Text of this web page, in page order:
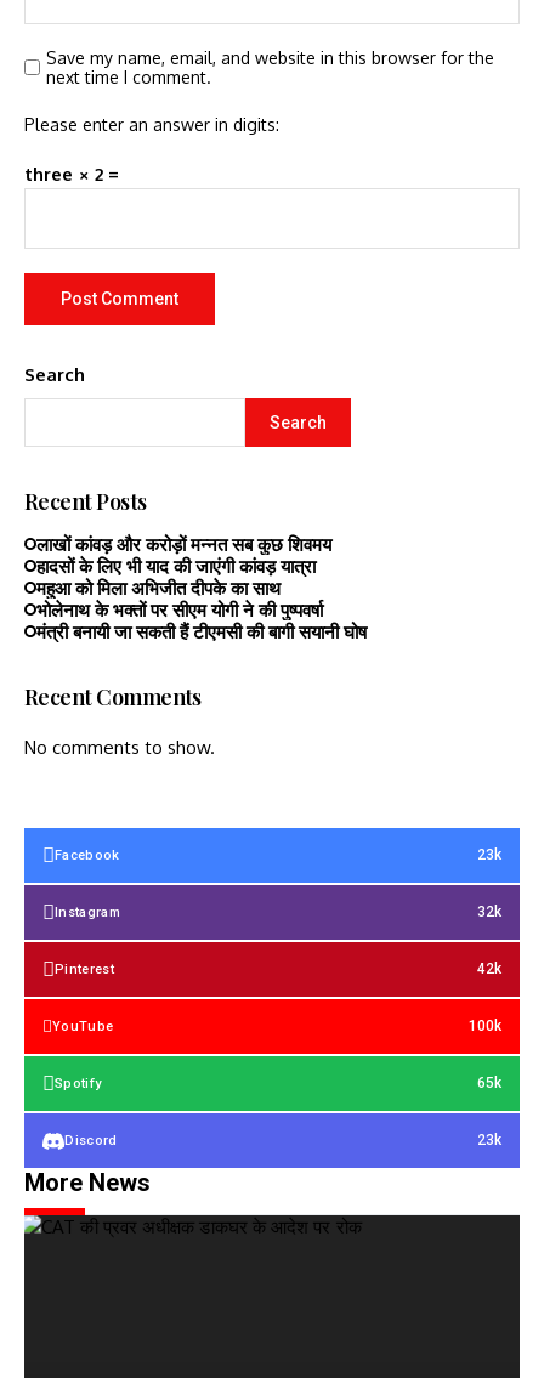
Save my name, email, and website in this browser for the
next time I comment.
Please enter an answer in digits:
three × 2 =
Search
Search
Recent Posts
लाखों कांवड़ और करोड़ों मन्नत सब कुछ शिवमय
हादसों के लिए भी याद की जाएंगी कांवड़ यात्रा
महुआ को मिला अभिजीत दीपके का साथ
भोलेनाथ के भक्तों पर सीएम योगी ने की पुष्पवर्षा
मंत्री बनायी जा सकती हैं टीएमसी की बागी सयानी घोष
Recent Comments
No comments to show.
Facebook 23k
Instagram 32k
Pinterest 42k
YouTube 100k
Spotify 65k
Discord 23k
More News